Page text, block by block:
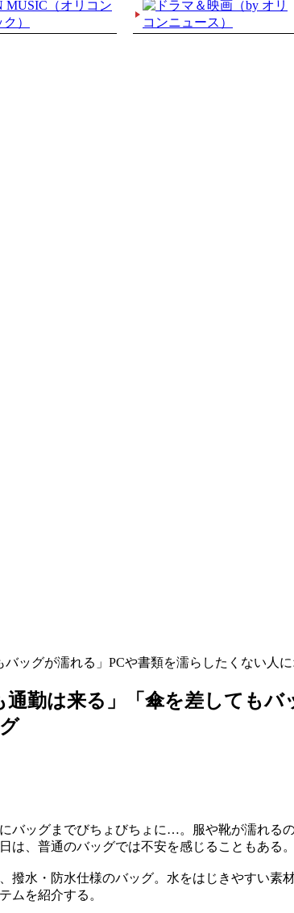
バッグが濡れる」PCや書類を濡らしたくない人
通勤は来る」「傘を差しても
ッグまでびちょびちょに…。服や靴が濡れる
は、普通のバッグでは不安を感じることもある。
水・防水仕様のバッグ。水をはじきやすい
ムを紹介する。